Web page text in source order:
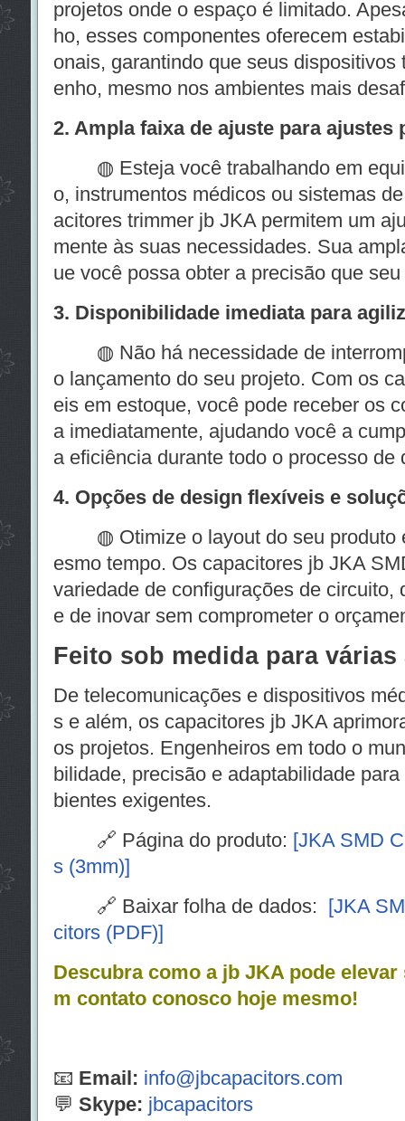
projetos onde o espaço é limitado.
ho, esses componentes oferecem
onais, garantindo que seus dispositivos
enho, mesmo nos ambientes mais
2. Ampla faixa de ajuste para ajustes
◍ Esteja você trabalhando em
o, instrumentos médicos ou sistemas
acitores trimmer jb JKA permitem um
mente às suas necessidades. Sua
ue você possa obter a precisão que
3. Disponibilidade imediata para
◍ Não há necessidade de
o lançamento do seu projeto. Com os
eis em estoque, você pode receber os
a imediatamente, ajudando você a
a eficiência durante todo o processo de
4. Opções de design flexíveis e
◍ Otimize o layout do seu produto
esmo tempo. Os capacitores jb JKA
variedade de configurações de circuito,
e de inovar sem comprometer o
Feito sob medida para
De telecomunicações e dispositivos
s e além, os capacitores jb JKA
os projetos. Engenheiros em todo o
bilidade, precisão e adaptabilidade
bientes exigentes.
🔗 Página do produto: [JKA SMD
s (3mm)]
🔗 Baixar folha de dados: [JKA
citors (PDF)]
Descubra como a jb JKA pode
m contato conosco hoje mesmo!
📧 Email: info@jbcapacitors.com
💬 Skype: jbcapacitors